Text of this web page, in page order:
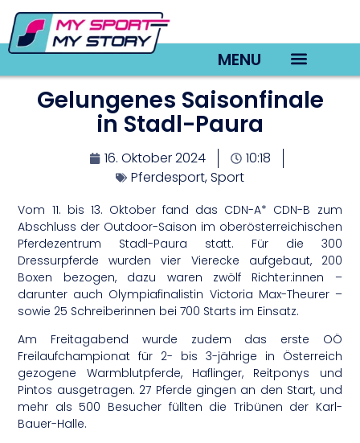
MENU
Gelungenes Saisonfinale
in Stadl-Paura
16. Oktober 2024
10:18
Pferdesport,Sport
Vom 11. bis 13. Oktober fand das CDN-A* CDN-B zum
Abschluss der Outdoor-Saison im oberösterreichischen
Pferdezentrum Stadl-Paura statt. Für die 300
Dressurpferde wurden vier Vierecke aufgebaut, 200
Boxen bezogen, dazu waren zwölf Richter:innen –
darunter auch Olympiafinalistin Victoria Max-Theurer –
sowie 25 Schreiberinnen bei 700 Starts im Einsatz.
Am Freitagabend wurde zudem das erste OÖ
Freilaufchampionat für 2- bis 3-jährige in Österreich
gezogene Warmblutpferde, Haflinger, Reitponys und
Pintos ausgetragen. 27 Pferde gingen an den Start, und
mehr als 500 Besucher füllten die Tribünen der Karl-
Bauer-Halle.